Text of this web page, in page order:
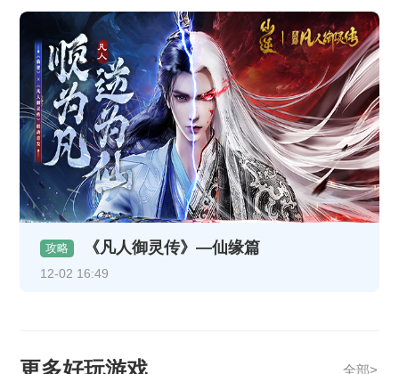
攻略 《凡人御灵传》—仙缘篇
12-02 16:49
全部>